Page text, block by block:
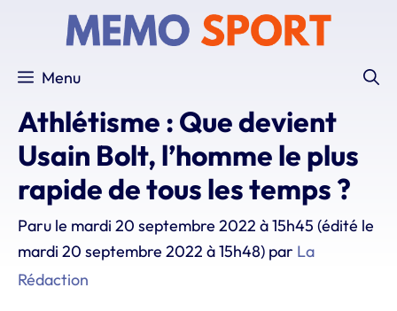
Menu
Athlétisme : Que devient
Usain Bolt, l’homme le plus
rapide de tous les temps ?
Paru le mardi 20 septembre 2022 à 15h45 (édité le
mardi 20 septembre 2022 à 15h48) par La
Rédaction